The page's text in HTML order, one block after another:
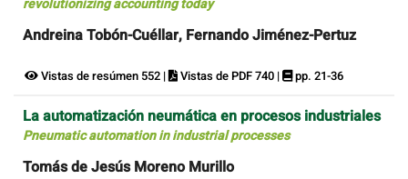
revolutionizing accounting today
Andreina Tobón-Cuéllar, Fernando Jiménez-Pertuz
Vistas de resúmen 552 | Vistas de PDF 740 | pp. 21-36
La automatización neumática en procesos industriales
Pneumatic automation in industrial processes
Tomás de Jesús Moreno Murillo